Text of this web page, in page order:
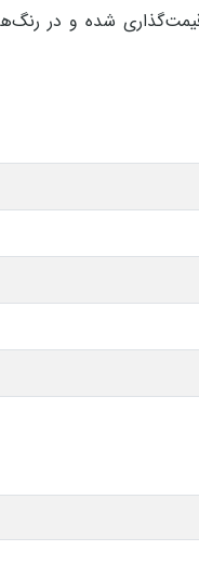
۱۲۸ گیگابایت حدود ۱۶۰ دلار و نسخه ۸/۱۲۸ گیگابایت